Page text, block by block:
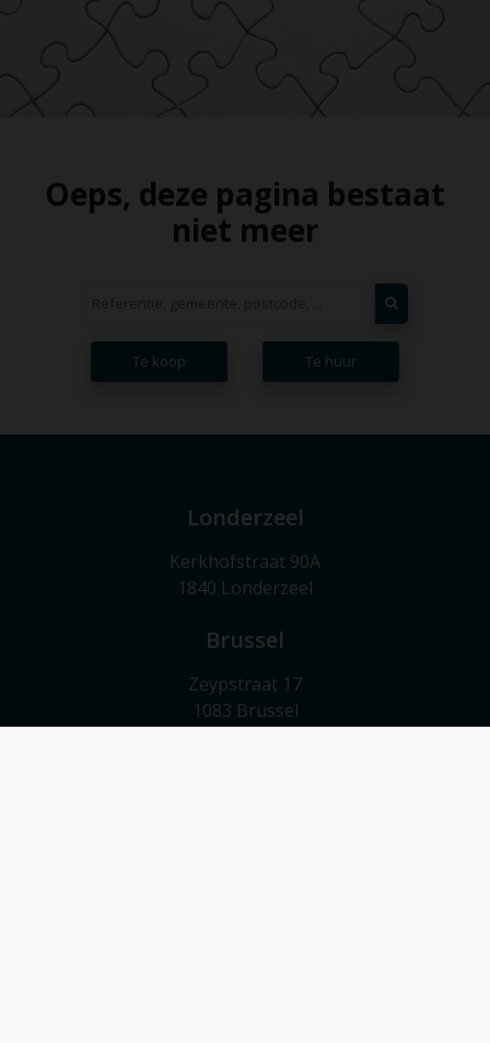
Oeps, deze pagina bestaat
niet meer
Te koop Te huur
Londerzeel
Kerkhofstraat 90A
1840 Londerzeel
Brussel
Zeypstraat 17
1083 Brussel